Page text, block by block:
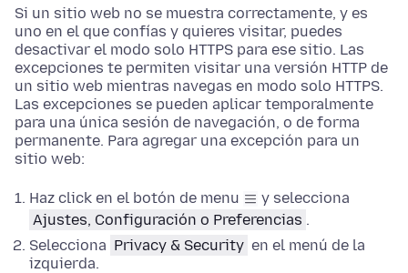
Si un sitio web no se muestra correctamente, y es
uno en el que confías y quieres visitar, puedes
desactivar el modo solo HTTPS para ese sitio. Las
excepciones te permiten visitar una versión HTTP de
un sitio web mientras navegas en modo solo HTTPS.
Las excepciones se pueden aplicar temporalmente
para una única sesión de navegación, o de forma
permanente. Para agregar una excepción para un
sitio web:
Haz click en el botón de menu
y selecciona
Ajustes, Configuración o Preferencias .
Selecciona Privacy & Security en el menú de la
izquierda.